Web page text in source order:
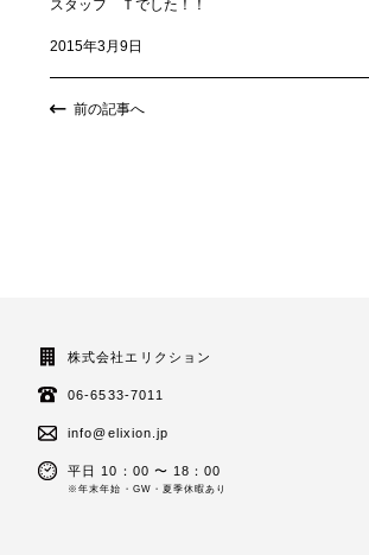
スタッフ Ｔでした！！
2015年3月9日
前の記事へ
株式会社エリクション
06-6533-7011
info@elixion.jp
平日 10：00 〜 18：00
※年末年始・GW・夏季休暇あり